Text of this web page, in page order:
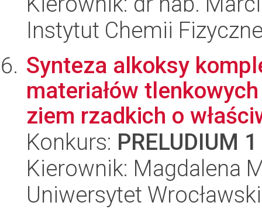
Instytut Chemii
Synteza alkoksy
materiałów
ziem rzadkich o
Konkurs: PRELUDIUM 1
Kierownik: Magdalena
Uniwersytet